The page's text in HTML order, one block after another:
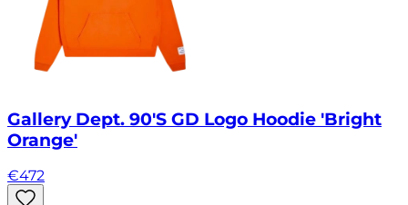
Gallery Dept. 90'S GD Logo Hoodie 'Bright
Orange'
€472